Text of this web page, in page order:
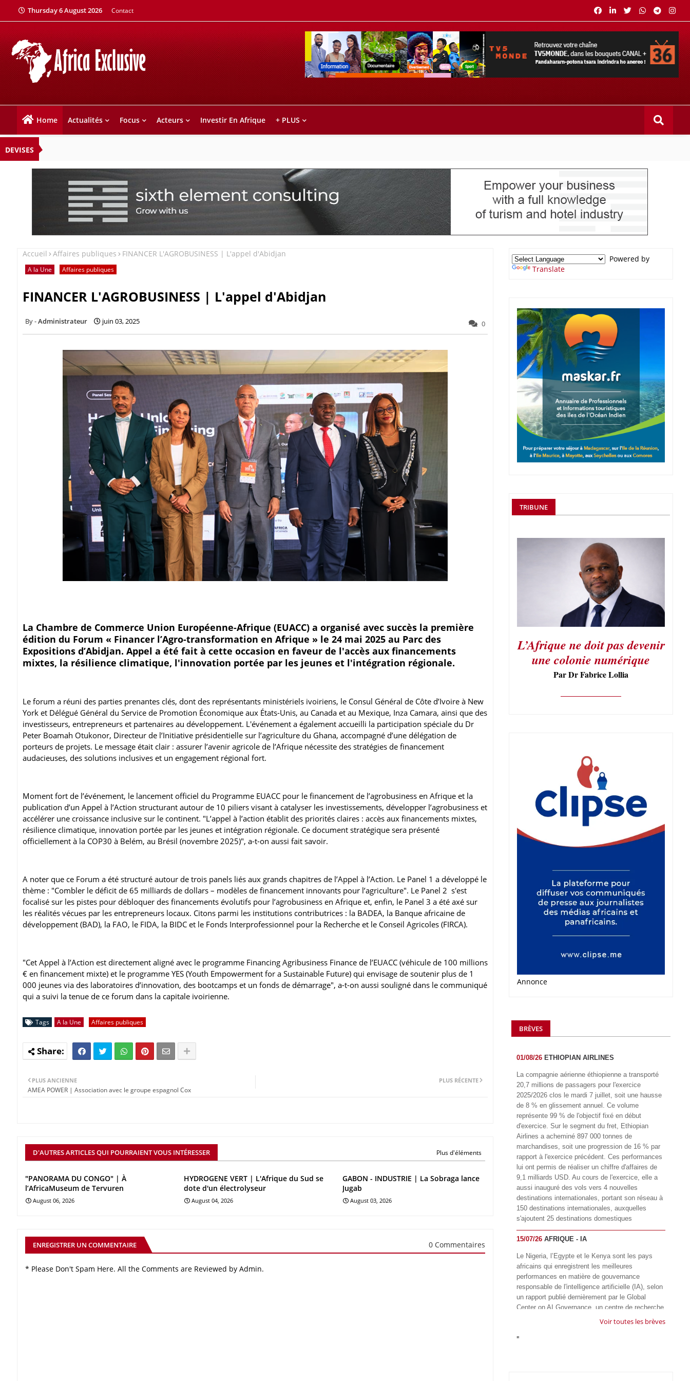
Thursday 6 August 2026 Contact
Home Actualités Focus Acteurs Investir En Afrique + PLUS
DEVISES
Accueil Affaires publiques FINANCER L'AGROBUSINESS | L'appel d'Abidjan
A la Une Affaires publiques
FINANCER L'AGROBUSINESS | L'appel d'Abidjan
Administrateur juin 03, 2025 0
La Chambre de Commerce Union Européenne-Afrique (EUACC) a organisé avec succès la première
édition du Forum « Financer l’Agro-transformation en Afrique » le 24 mai 2025 au Parc des
Expositions d’Abidjan. Appel a été fait à cette occasion en faveur de l'accès aux financements
mixtes, la résilience climatique, l'innovation portée par les jeunes et l'intégration régionale.
Le forum a réuni des parties prenantes clés, dont des représentants ministériels ivoiriens, le Consul Général de Côte d’Ivoire à New
York et Délégué Général du Service de Promotion Économique aux États-Unis, au Canada et au Mexique, Inza Camara, ainsi que des
investisseurs, entrepreneurs et partenaires au développement. L'événement a également accueilli la participation spéciale du Dr
Peter Boamah Otukonor, Directeur de l’Initiative présidentielle sur l’agriculture du Ghana, accompagné d’une délégation de
porteurs de projets. Le message était clair : assurer l’avenir agricole de l’Afrique nécessite des stratégies de financement
audacieuses, des solutions inclusives et un engagement régional fort.
Moment fort de l’événement, le lancement officiel du Programme EUACC pour le financement de l’agrobusiness en Afrique et la
publication d’un Appel à l’Action structurant autour de 10 piliers visant à catalyser les investissements, développer l’agrobusiness et
accélérer une croissance inclusive sur le continent. "L’appel à l’action établit des priorités claires : accès aux financements mixtes,
résilience climatique, innovation portée par les jeunes et intégration régionale. Ce document stratégique sera présenté
officiellement à la COP30 à Belém, au Brésil (novembre 2025)", a-t-on aussi fait savoir.
A noter que ce Forum a été structuré autour de trois panels liés aux grands chapitres de l’Appel à l’Action. Le Panel 1 a développé le
thème : "Combler le déficit de 65 milliards de dollars – modèles de financement innovants pour l’agriculture". Le Panel 2 s'est
focalisé sur les pistes pour débloquer des financements évolutifs pour l’agrobusiness en Afrique et, enfin, le Panel 3 a été axé sur
les réalités vécues par les entrepreneurs locaux. Citons parmi les institutions contributrices : la BADEA, la Banque africaine de
développement (BAD), la FAO, le FIDA, la BIDC et le Fonds Interprofessionnel pour la Recherche et le Conseil Agricoles (FIRCA).
"Cet Appel à l’Action est directement aligné avec le programme Financing Agribusiness Finance de l’EUACC (véhicule de 100 millions
€ en financement mixte) et le programme YES (Youth Empowerment for a Sustainable Future) qui envisage de soutenir plus de 1
000 jeunes via des laboratoires d’innovation, des bootcamps et un fonds de démarrage", a-t-on aussi souligné dans le communiqué
qui a suivi la tenue de ce forum dans la capitale ivoirienne.
Tags A la Une Affaires publiques
PLUS RÉCENTE
PLUS ANCIENNE
AMEA POWER | Association avec le groupe espagnol Cox
D'AUTRES ARTICLES QUI POURRAIENT VOUS INTÉRESSER Plus d'éléments
"PANORAMA DU CONGO" | À
l’AfricaMuseum de Tervuren
August 06, 2026
HYDROGENE VERT | L'Afrique du Sud se
dote d'un électrolyseur
August 04, 2026
GABON - INDUSTRIE | La Sobraga lance
Jugab
August 03, 2026
ENREGISTRER UN COMMENTAIRE 0 Commentaires
* Please Don't Spam Here. All the Comments are Reviewed by Admin.
Powered by
Translate
TRIBUNE
L’Afrique ne doit pas devenir
une colonie numérique
Par Dr Fabrice Lollia
Annonce
BRÈVES
01/08/26 ETHIOPIAN AIRLINES
La compagnie aérienne éthiopienne a transporté
20,7 millions de passagers pour l'exercice
2025/2026 clos le mardi 7 juillet, soit une hausse
de 8 % en glissement annuel. Ce volume
représente 99 % de l'objectif fixé en début
d'exercice. Sur le segment du fret, Ethiopian
Airlines a acheminé 897 000 tonnes de
marchandises, soit une progression de 16 % par
rapport à l'exercice précédent. Ces performances
lui ont permis de réaliser un chiffre d'affaires de
9,1 milliards USD. Au cours de l'exercice, elle a
aussi inauguré des vols vers 4 nouvelles
destinations internationales, portant son réseau à
150 destinations internationales, auxquelles
s'ajoutent 25 destinations domestiques
15/07/26 AFRIQUE - IA
Le Nigeria, l’Egypte et le Kenya sont les pays
africains qui enregistrent les meilleures
performances en matière de gouvernance
responsable de l'intelligence artificielle (IA), selon
un rapport publié dernièrement par le Global
Center on AI Governance, un centre de recherche
basé en Afrique du Sud, qui œuvre à promouvoir
à l'échelle mondiale. Alors que l’IA transforme
Voir toutes les brèves
"